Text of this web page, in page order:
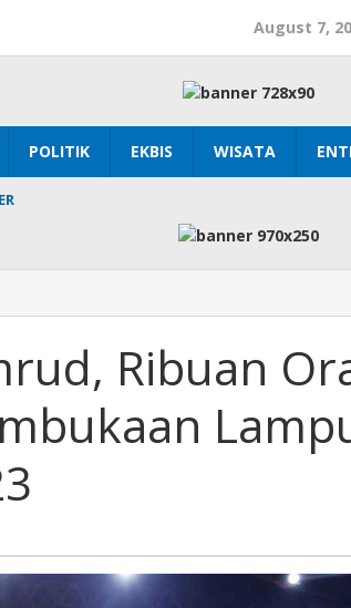
August 7,
POLITIK EKBIS WISATA
Ribuan